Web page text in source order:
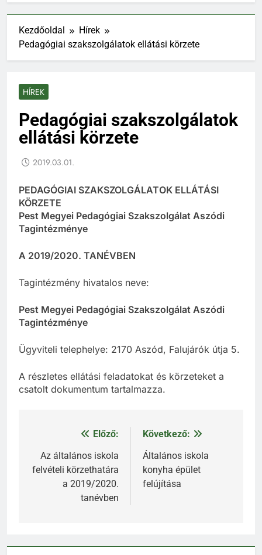
Kezdőoldal
Hírek
Pedagógiai szakszolgálatok ellátási körzete
HÍREK
Pedagógiai szakszolgálatok
ellátási körzete
2019.03.01.
PEDAGÓGIAI SZAKSZOLGÁLATOK ELLÁTÁSI
KÖRZETE
Pest Megyei Pedagógiai Szakszolgálat Aszódi
Tagintézménye
A 2019/2020. TANÉVBEN
Tagintézmény hivatalos neve:
Pest Megyei Pedagógiai Szakszolgálat Aszódi
Tagintézménye
Ügyviteli telephelye: 2170 Aszód, Falujárók útja 5.
A részletes ellátási feladatokat és körzeteket a
csatolt dokumentum tartalmazza.
Bejegyzés
navigáció
Előző:
Az általános iskola
felvételi körzethatára
a 2019/2020.
tanévben
Következő:
Általános iskola
konyha épület
felújítása